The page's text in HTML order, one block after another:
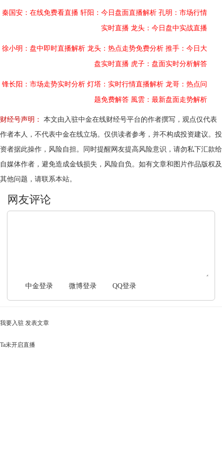
秦国安：在线免费看直播 轩阳：今日盘面直播解析 孔明：市场行情
实时直播 龙头：今日盘中实战直播
徐小明：盘中即时直播解析 龙头：热点走势免费分析 推手：今日大
盘实时直播 虎子：盘面实时分析解答
锋长阳：市场走势实时分析 灯塔：实时行情直播解析 龙哥：热点问
题免费解答 風雲：最新盘面走势解析
财经号声明：
本文由入驻中金在线财经号平台的作者撰写，观点仅代表
作者本人，不代表中金在线立场。仅供读者参考，并不构成投资建议。投
资者据此操作，风险自担。同时提醒网友提高风险意识，请勿私下汇款给
自媒体作者，避免造成金钱损失，风险自负。如有文章和图片作品版权及
其他问题，请联系本站。
中金登录 微博登录 QQ登录
我要入驻 发表文章
Ta未开启直播